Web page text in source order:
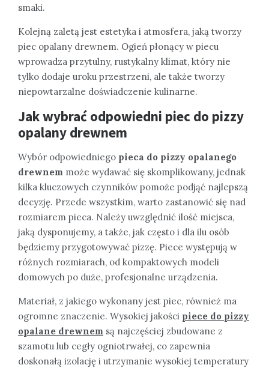
smaki.
Kolejną zaletą jest estetyka i atmosfera, jaką tworzy
piec opalany drewnem. Ogień płonący w piecu
wprowadza przytulny, rustykalny klimat, który nie
tylko dodaje uroku przestrzeni, ale także tworzy
niepowtarzalne doświadczenie kulinarne.
Jak wybrać odpowiedni piec do pizzy
opalany drewnem
Wybór odpowiedniego pieca do pizzy opalanego
drewnem może wydawać się skomplikowany, jednak
kilka kluczowych czynników pomoże podjąć najlepszą
decyzję. Przede wszystkim, warto zastanowić się nad
rozmiarem pieca. Należy uwzględnić ilość miejsca,
jaką dysponujemy, a także, jak często i dla ilu osób
będziemy przygotowywać pizzę. Piece występują w
różnych rozmiarach, od kompaktowych modeli
domowych po duże, profesjonalne urządzenia.
Materiał, z jakiego wykonany jest piec, również ma
ogromne znaczenie. Wysokiej jakości piece do pizzy
opalane drewnem są najczęściej zbudowane z
szamotu lub cegły ogniotrwałej, co zapewnia
doskonałą izolację i utrzymanie wysokiej temperatury